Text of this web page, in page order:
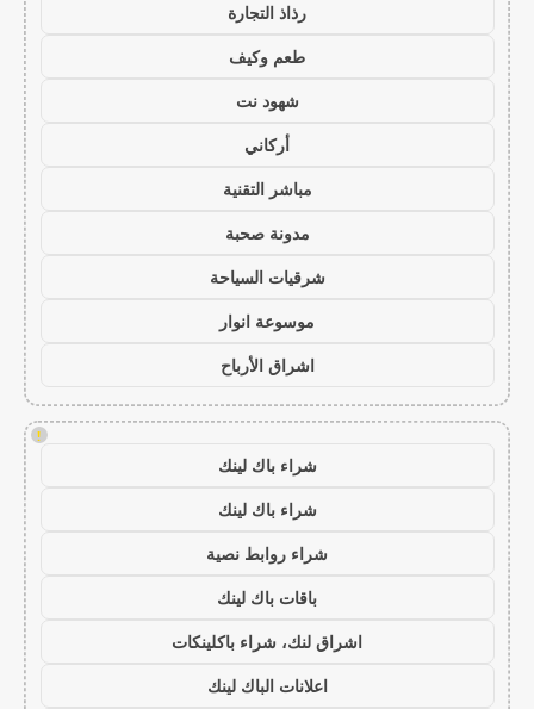
رذاذ التجارة
طعم وكيف
شهود نت
أركاني
مباشر التقنية
مدونة صحبة
شرقيات السياحة
موسوعة انوار
اشراق الأرباح
!
شراء باك لينك
شراء باك لينك
شراء روابط نصية
باقات باك لينك
اشراق لنك، شراء باكلينكات
اعلانات الباك لينك